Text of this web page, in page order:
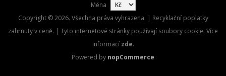
Měna
Copyright © 2026. Všechna práva vyhrazena. | Recyklační poplatky
zahrnuty v ceně. | Tyto internetové stránky používají soubory cookie. Více
informací zde.
Powered by nopCommerce